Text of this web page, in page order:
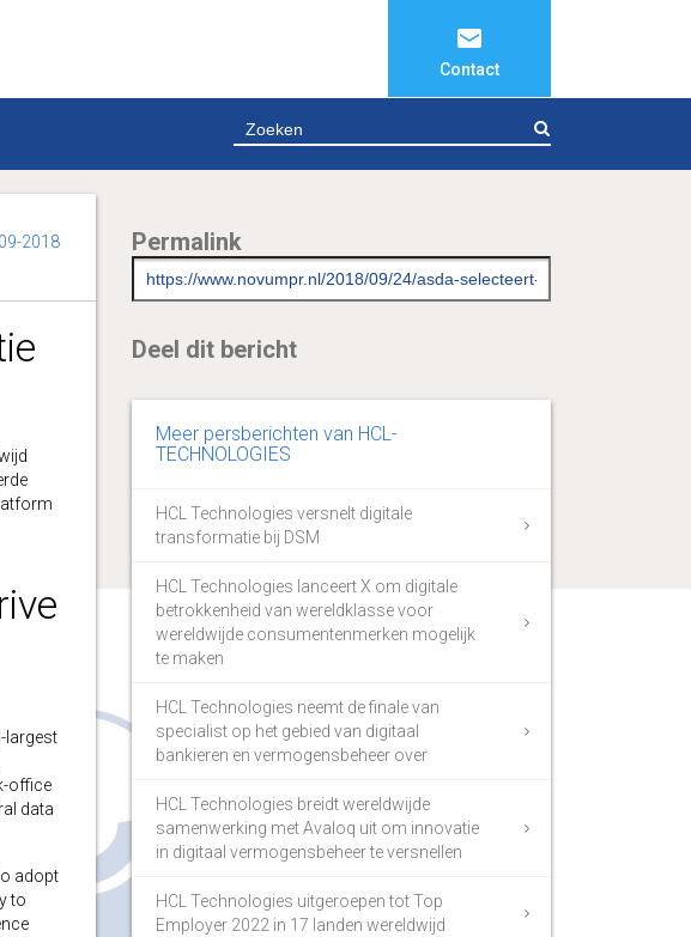
Contact
2018
largest
office
data
adopt
to
Permalink
Deel dit bericht
Meer persberichten van HCL-
TECHNOLOGIES
HCL Technologies versnelt digitale
transformatie bij DSM
HCL Technologies lanceert X om digitale
betrokkenheid van wereldklasse voor
wereldwijde consumentenmerken mogelijk
te maken
HCL Technologies neemt de finale van
specialist op het gebied van digitaal
bankieren en vermogensbeheer over
HCL Technologies breidt wereldwijde
samenwerking met Avaloq uit om innovatie
in digitaal vermogensbeheer te versnellen
HCL Technologies uitgeroepen tot Top
Employer 2022 in 17 landen wereldwijd